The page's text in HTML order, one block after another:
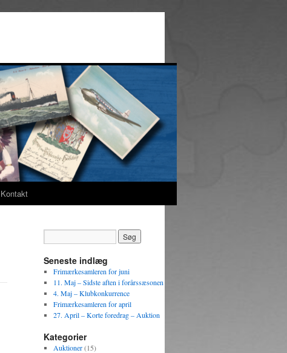
Kontakt
Seneste indlæg
Frimærkesamleren for juni
11. Maj – Sidste aften i forårssæsonen
4. Maj – Klubkonkurrence
Frimærkesamleren for april
27. April – Korte foredrag – Auktion
Kategorier
Auktioner(15)